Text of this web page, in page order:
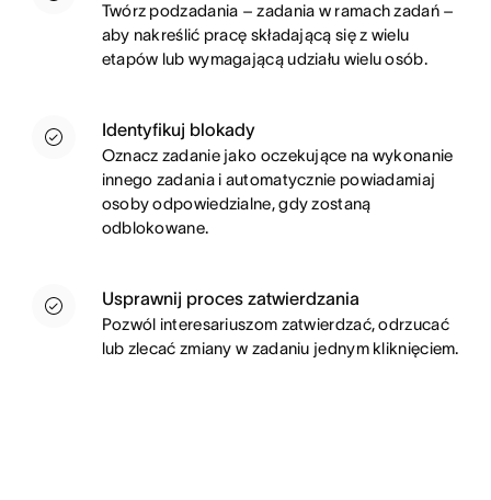
Twórz podzadania – zadania w ramach zadań –
aby nakreślić pracę składającą się z wielu
etapów lub wymagającą udziału wielu osób.
Identyfikuj blokady
Oznacz zadanie jako oczekujące na wykonanie
innego zadania i automatycznie powiadamiaj
osoby odpowiedzialne, gdy zostaną
odblokowane.
Usprawnij proces zatwierdzania
Pozwól interesariuszom zatwierdzać, odrzucać
lub zlecać zmiany w zadaniu jednym kliknięciem.